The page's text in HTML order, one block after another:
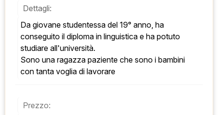
Dettagli:
Da giovane studentessa del 19° anno, ha
conseguito il diploma in linguistica e ha potuto
studiare all'università.
Sono una ragazza paziente che sono i bambini
con tanta voglia di lavorare
Prezzo: